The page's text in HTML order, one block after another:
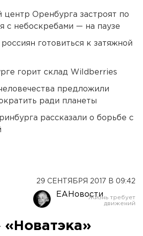
центр Оренбурга застроят по
с небоскребами — на паузе
готовиться к затяжной
горит склад Wildberries
предложили
ради планеты
рассказали о борьбе с
29 СЕНТЯБРЯ 2017 В 09:42
ЕАНовости